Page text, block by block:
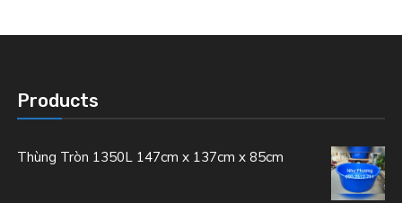
Products
Thùng Tròn 1350L 147cm x 137cm x 85cm